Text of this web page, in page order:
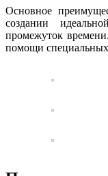
Основное
создании
промежуток
помощи